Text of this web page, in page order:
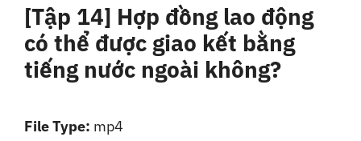
Chia Sẻ Chuyên Môn
Tin tức
Liên Hệ
[Tập 14] Hợp đồng lao động
có thể được giao kết bằng
tiếng nước ngoài không?
File Type: mp4